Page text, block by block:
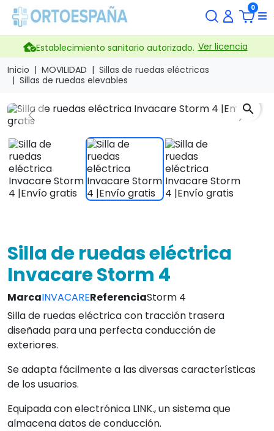
0
Establecimiento sanitario autorizado. Ver licencia
Inicio
MOVILIDAD
Sillas de ruedas eléctricas
Sillas de ruedas elevables
Previous Next
search
Silla de ruedas eléctrica
Invacare Storm 4
MarcaINVACAREReferenciaStorm 4
Silla de ruedas eléctrica con tracción trasera
diseñada para una perfecta conducción de
exteriores.
Se adapta fácilmente a las diversas características
de los usuarios.
Equipada con electrónica LINK., un sistema que
almacena datos de conducción.